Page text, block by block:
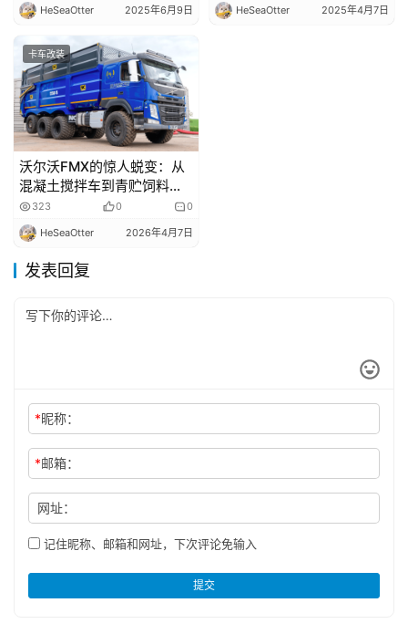
HeSeaOtter 2025年6月9日 HeSeaOtter 2025年4月7日
卡车改装
沃尔沃FMX的惊人蜕变：从
混凝土搅拌车到青贮饲料运
输车
323 0 0
HeSeaOtter 2026年4月7日
发表回复
*昵称：
*邮箱：
网址：
记住昵称、邮箱和网址，下次评论免输入
提交